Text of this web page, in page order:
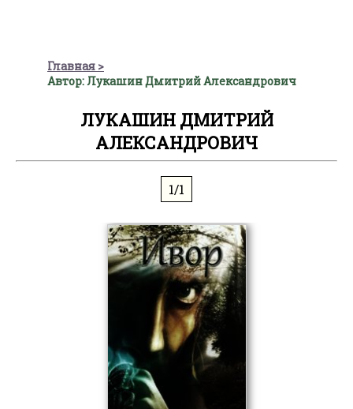
Главная
Автор: Лукашин Дмитрий Александрович
ЛУКАШИН ДМИТРИЙ
АЛЕКСАНДРОВИЧ
1/1